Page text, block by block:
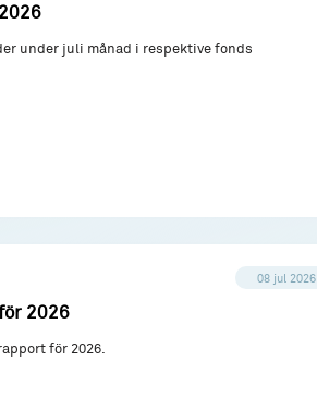
under juli månad i respektive fonds
08 jul 2026
2026
för 2026.